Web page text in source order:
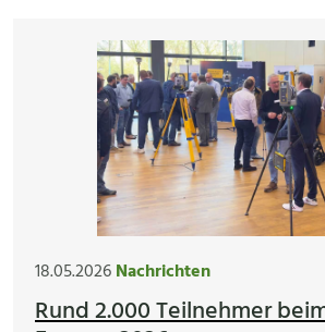
18.05.2026Nachrichten
Rund 2.000 Teilnehmer